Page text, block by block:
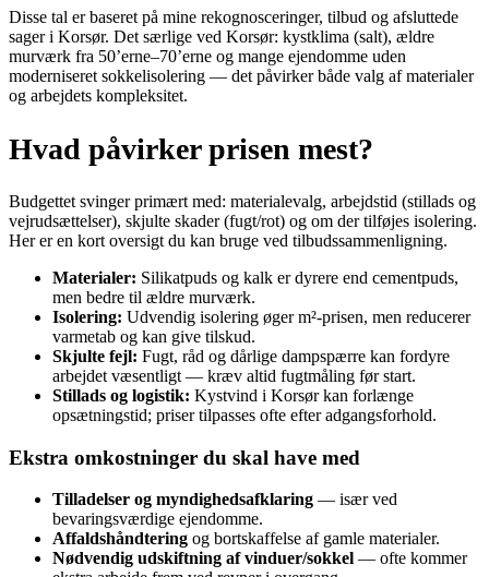
Disse tal er baseret på mine rekognosceringer, tilbud og afsluttede
sager i Korsør. Det særlige ved Korsør: kystklima (salt), ældre
murværk fra 50’erne–70’erne og mange ejendomme uden
moderniseret sokkelisolering — det påvirker både valg af materialer
og arbejdets kompleksitet.
Hvad påvirker prisen mest?
Budgettet svinger primært med: materialevalg, arbejdstid (stillads og
vejrudsættelser), skjulte skader (fugt/rot) og om der tilføjes isolering.
Her er en kort oversigt du kan bruge ved tilbudssammenligning.
Materialer: Silikatpuds og kalk er dyrere end cementpuds,
men bedre til ældre murværk.
Isolering: Udvendig isolering øger m²‑prisen, men reducerer
varmetab og kan give tilskud.
Skjulte fejl: Fugt, råd og dårlige dampspærre kan fordyre
arbejdet væsentligt — kræv altid fugtmåling før start.
Stillads og logistik: Kystvind i Korsør kan forlænge
opsætningstid; priser tilpasses ofte efter adgangsforhold.
Ekstra omkostninger du skal have med
Tilladelser og myndighedsafklaring — især ved
bevaringsværdige ejendomme.
Affaldshåndtering og bortskaffelse af gamle materialer.
Nødvendig udskiftning af vinduer/sokkel — ofte kommer